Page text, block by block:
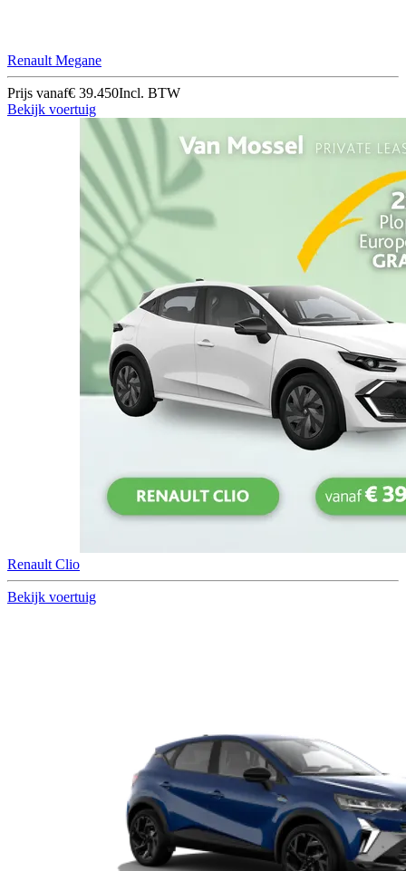
Renault Megane
Prijs vanaf€ 39.450Incl. BTW
Bekijk voertuig
Renault Clio
Bekijk voertuig